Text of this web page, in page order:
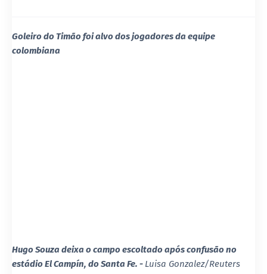
Goleiro do Timão foi alvo dos jogadores da equipe
colombiana
Hugo Souza deixa o campo escoltado após confusão no
estádio El Campín, do Santa Fe. - Luisa Gonzalez/Reuters